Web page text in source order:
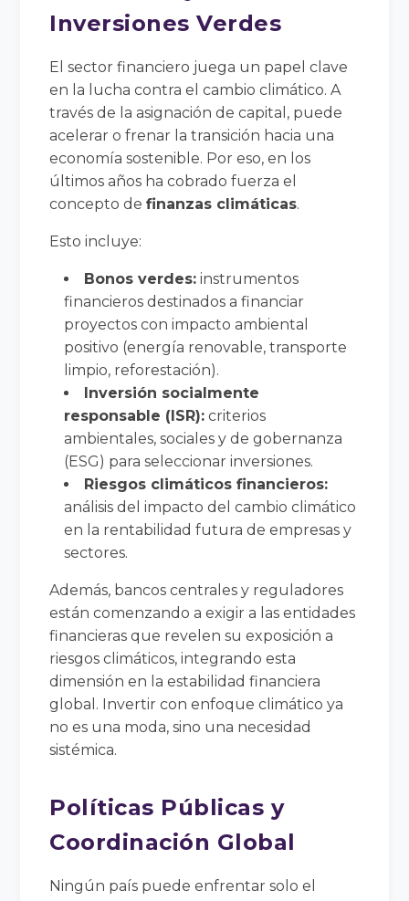
Inversiones Verdes
El sector financiero juega un papel clave
en la lucha contra el cambio climático. A
través de la asignación de capital, puede
acelerar o frenar la transición hacia una
economía sostenible. Por eso, en los
últimos años ha cobrado fuerza el
concepto definanzas climáticas.
Esto incluye:
Bonos verdes: instrumentos
financieros destinados a financiar
proyectos con impacto ambiental
positivo (energía renovable, transporte
limpio, reforestación).
Inversión socialmente
responsable (ISR): criterios
ambientales, sociales y de gobernanza
(ESG) para seleccionar inversiones.
Riesgos climáticos financieros:
análisis del impacto del cambio climático
en la rentabilidad futura de empresas y
sectores.
Además, bancos centrales y reguladores
están comenzando a exigir a las entidades
financieras que revelen su exposición a
riesgos climáticos, integrando esta
dimensión en la estabilidad financiera
global. Invertir con enfoque climático ya
no es una moda, sino una necesidad
sistémica.
Políticas Públicas y
Coordinación Global
Ningún país puede enfrentar solo el